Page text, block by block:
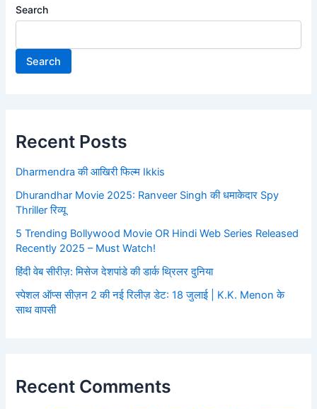
Search
Search
Recent Posts
Dharmendra की आखिरी फिल्म Ikkis
Dhurandhar Movie 2025: Ranveer Singh की धमाकेदार Spy
Thriller रिव्यू
5 Trending Bollywood Movie OR Hindi Web Series Released
Recently 2025 – Must Watch!
हिंदी वेब सीरीज़: मिसेज देशपांडे की डार्क थ्रिलर दुनिया
स्पेशल ऑप्स सीज़न 2 की नई रिलीज़ डेट: 18 जुलाई | K.K. Menon के
साथ वापसी
Recent Comments